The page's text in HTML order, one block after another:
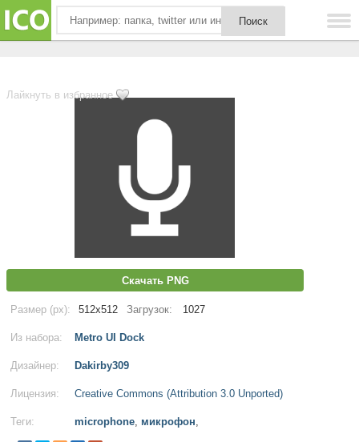
Лайкнуть в избранное
Скачать PNG
Размер (px): 512x512 Загрузок: 1027
Из набора: Metro UI Dock
Дизайнер: Dakirby309
Лицензия: Creative Commons (Attribution 3.0 Unported)
Теги: microphone, микрофон,